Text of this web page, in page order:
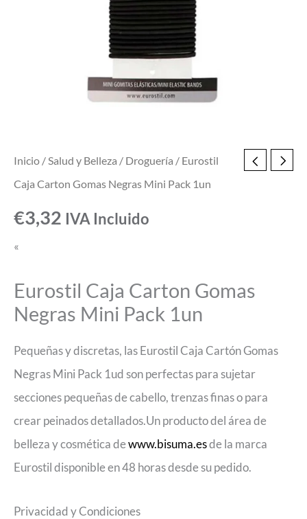
Inicio /Salud y Belleza / Droguería / Eurostil
Caja Carton Gomas Negras Mini Pack 1un
€3,32 IVA Incluido
«
Eurostil Caja Carton Gomas
Negras Mini Pack 1un
Pequeñas y discretas, las Eurostil Caja Cartón Gomas
Negras Mini Pack 1ud son perfectas para sujetar
secciones pequeñas de cabello, trenzas finas o para
crear peinados detallados.Un producto del área de
belleza y cosmética dewww.bisuma.esde la marca
Eurostil disponible en 48 horas desde su pedido.
Privacidad y Condiciones